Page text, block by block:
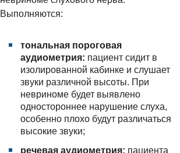
Выполняются:
тональная пороговая
аудиометрия:пациент сидит в
изолированной кабинке и слушает
звуки различной высоты. При
невриноме будет выявлено
одностороннее нарушение слуха,
особенно плохо будут различаться
высокие звуки;
речевая аудиометрия: пациента